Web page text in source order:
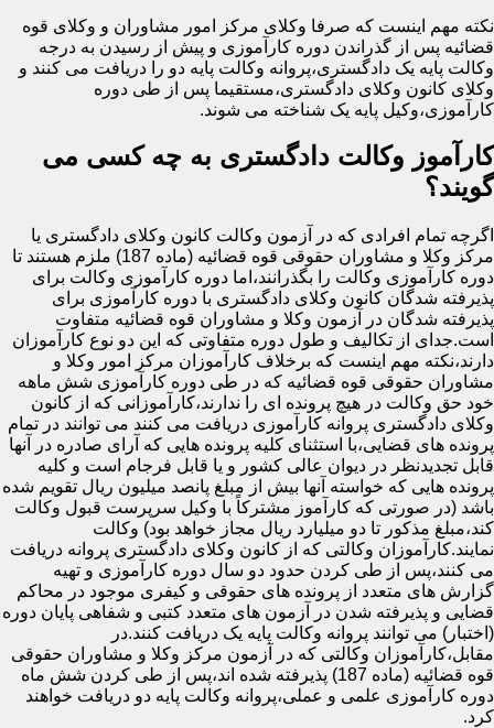
نکته مهم اینست که صرفا وکلای مرکز امور مشاوران و وکلای قوه
قضائیه پس از گذراندن دوره کارآموزی و پیش از رسیدن به درجه
وکالت پایه یک دادگستری،پروانه وکالت پایه دو را دریافت می کنند و
وکلای کانون وکلای دادگستری،مستقیما پس از طی دوره
کارآموزی،وکیل پایه یک شناخته می شوند.
کارآموز وکالت دادگستری به چه کسی می
گویند؟
اگرچه تمام افرادی که در آزمون وکالت کانون وکلای دادگستری یا
مرکز وکلا و مشاوران حقوقی قوه قضائیه (ماده 187) ملزم هستند تا
دوره کارآموزی وکالت را بگذرانند،اما دوره کارآموزی وکالت برای
پذیرفته شدگان کانون وکلای دادگستری با دوره کارآموزی برای
پذیرفته شدگان در آزمون وکلا و مشاوران قوه قضائیه متفاوت
است.جدای از تکالیف و طول دوره متفاوتی که این دو نوع کارآموزان
دارند،نکته مهم اینست که برخلاف کارآموزان مرکز امور وکلا و
مشاوران حقوقی قوه قضائیه که در طی دوره کارآموزی شش ماهه
خود حق وکالت در هیچ پرونده ای را ندارند،کارآموزانی که از کانون
وکلای دادگستری پروانه کارآموزی دریافت می کنند می توانند در تمام
پرونده های قضایی،با استثنای کلیه پرونده هایی که آرای صادره در آنها
قابل تجدیدنظر در دیوان عالی کشور و یا قابل فرجام است و کلیه
پرونده هایی که خواسته آنها بیش از مبلغ پانصد میلیون ریال تقویم شده
باشد (در صورتی که کارآموز مشترکاً با وکیل سرپرست قبول وکالت
کند،مبلغ مذکور تا دو میلیارد ریال مجاز خواهد بود) وکالت
نمایند.کارآموزان وکالتی که از کانون وکلای دادگستری پروانه دریافت
می کنند،پس از طی کردن حدود دو سال دوره کارآموزی و تهیه
گزارش های متعدد از پرونده های حقوقی و کیفری موجود در محاکم
قضایی و پذیرفته شدن در آزمون های متعدد کتبی و شفاهی پایان دوره
(اختبار) می توانند پروانه وکالت پایه یک دریافت کنند.در
مقابل،کارآموزان وکالتی که در آزمون مرکز وکلا و مشاوران حقوقی
قوه قضائیه (ماده 187) پذیرفته شده اند،پس از طی کردن شش ماه
دوره کارآموزی علمی و عملی،پروانه وکالت پایه دو دریافت خواهند
کرد.